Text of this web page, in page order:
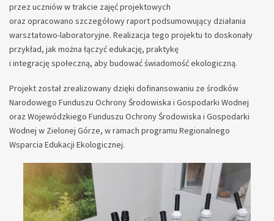
przez uczniów w trakcie zajęć projektowych
oraz opracowano szczegółowy raport podsumowujący działania
warsztatowo-laboratoryjne. Realizacja tego projektu to doskonały
przykład, jak można łączyć edukację, praktykę
i integrację społeczną, aby budować świadomość ekologiczną.
Projekt został zrealizowany dzięki dofinansowaniu ze środków
Narodowego Funduszu Ochrony Środowiska i Gospodarki Wodnej
oraz Wojewódzkiego Funduszu Ochrony Środowiska i Gospodarki
Wodnej w Zielonej Górze, w ramach programu Regionalnego
Wsparcia Edukacji Ekologicznej.